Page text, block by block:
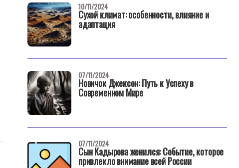
Сухой климат: особенности, влияние и
адаптация
10/11/2024
Новичок Джексон: Путь к Успеху в
Современном Мире
07/11/2024
Сын Кадырова женился: Событие, которое
привлекло внимание всей России
07/11/2024